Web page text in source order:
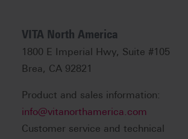
VITA North America
1800 E Imperial Hwy, Suite #105
Brea, CA 92821
Product and sales information:
info@vitanorthamerica.com
Customer service and technical